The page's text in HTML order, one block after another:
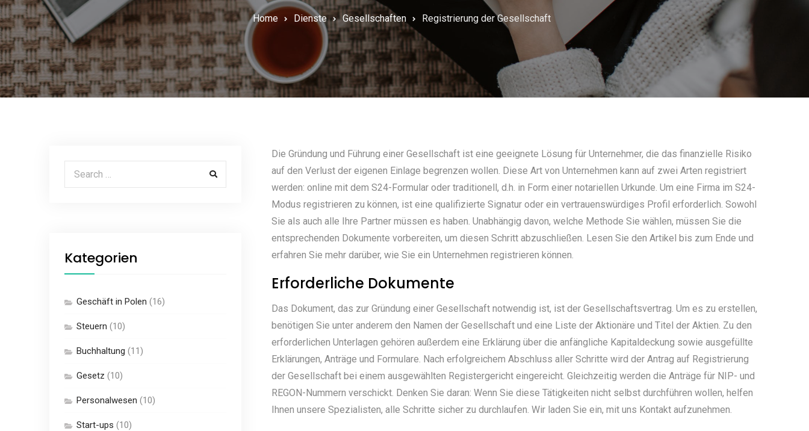
Home Dienste Gesellschaften Registrierung der Gesellschaft
Die Gründung und Führung einer Gesellschaft ist eine geeignete Lösung für Unternehmer, die das finanzielle Risiko
auf den Verlust der eigenen Einlage begrenzen wollen. Diese Art von Unternehmen kann auf zwei Arten registriert
werden: online mit dem S24-Formular oder traditionell, d.h. in Form einer notariellen Urkunde. Um eine Firma im S24-
Modus registrieren zu können, ist eine qualifizierte Signatur oder ein vertrauenswürdiges Profil erforderlich. Sowohl
Sie als auch alle Ihre Partner müssen es haben. Unabhängig davon, welche Methode Sie wählen, müssen Sie die
entsprechenden Dokumente vorbereiten, um diesen Schritt abzuschließen. Lesen Sie den Artikel bis zum Ende und
erfahren Sie mehr darüber, wie Sie ein Unternehmen registrieren können.
Erforderliche Dokumente
Das Dokument, das zur Gründung einer Gesellschaft notwendig ist, ist der Gesellschaftsvertrag. Um es zu erstellen,
benötigen Sie unter anderem den Namen der Gesellschaft und eine Liste der Aktionäre und Titel der Aktien. Zu den
erforderlichen Unterlagen gehören außerdem eine Erklärung über die anfängliche Kapitaldeckung sowie ausgefüllte
Erklärungen, Anträge und Formulare. Nach erfolgreichem Abschluss aller Schritte wird der Antrag auf Registrierung
der Gesellschaft bei einem ausgewählten Registergericht eingereicht. Gleichzeitig werden die Anträge für NIP- und
REGON-Nummern verschickt. Denken Sie daran: Wenn Sie diese Tätigkeiten nicht selbst durchführen wollen, helfen
Ihnen unsere Spezialisten, alle Schritte sicher zu durchlaufen. Wir laden Sie ein, mit uns Kontakt aufzunehmen.
Search for:
Kategorien
Geschäft in Polen (16)
Steuern (10)
Buchhaltung (11)
Gesetz (10)
Personalwesen (10)
Start-ups (10)